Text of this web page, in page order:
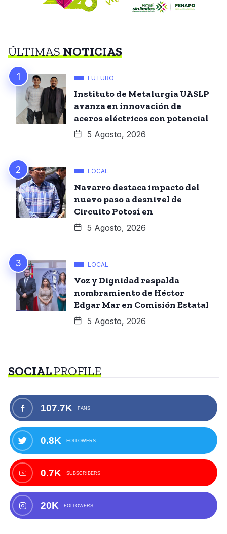
ÚLTIMASNOTICIAS
FUTURO
Instituto de Metalurgia UASLP
avanza en innovación de
aceros eléctricos con potencial
5 Agosto, 2026
LOCAL
Navarro destaca impacto del
nuevo paso a desnivel de
Circuito Potosí en
5 Agosto, 2026
LOCAL
Voz y Dignidad respalda
nombramiento de Héctor
Edgar Mar en Comisión Estatal
5 Agosto, 2026
SOCIALPROFILE
107.7K FANS
0.8K FOLLOWERS
0.7K SUBSCRIBERS
20K FOLLOWERS